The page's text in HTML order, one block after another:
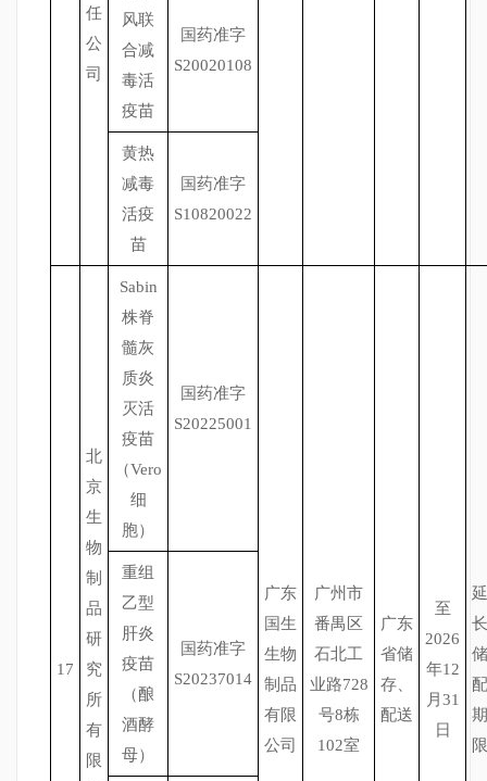
任
公
司
风联
合减
毒活
疫苗
国药准字
S20020108
黄热
减毒
活疫
苗
国药准字
S10820022
17
北
京
生
物
制
品
研
究
所
有
限
Sabin
株脊
髓灰
质炎
灭活
疫苗
（Vero
细
胞）
国药准字
S20225001
广东
国生
生物
制品
有限
公司
广州市
番禺区
石北工
业路728
号8栋
102室
广东
省储
存、
配送
至
2026
年12
月31
日
延
长
储
配
期
限
重组
乙型
肝炎
疫苗
（酿
酒酵
母）
国药准字
S20237014